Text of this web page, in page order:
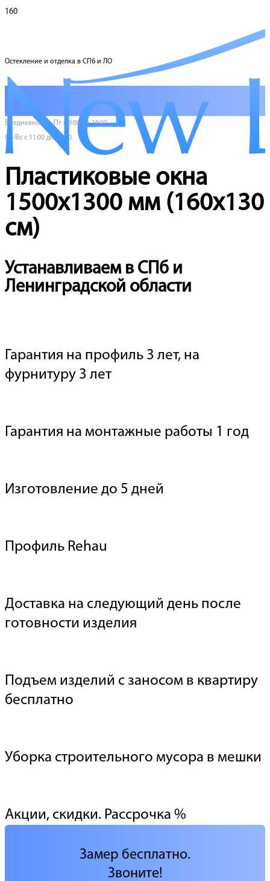
Остекление и отделка в СПб и ЛО
Ежедневно Пн-Пт с 9:00 до 19:00
Сб-Вс с 11:00 до 17:00
Пластиковые окна
1500х1300 мм (160х130
см)
Устанавливаем в СПб и
Ленинградской области
Гарантия на профиль 3 лет, на
фурнитуру 3 лет
Гарантия на монтажные работы 1 год
Изготовление до 5 дней
Профиль Rehau
Доставка на следующий день после
готовности изделия
Подъем изделий с заносом в квартиру
бесплатно
Уборка строительного мусора в мешки
Акции, скидки. Рассрочка %
Замер бесплатно.
Звоните!